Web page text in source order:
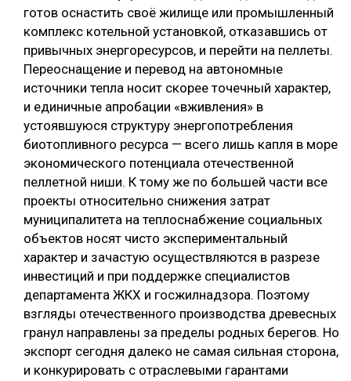
готов оснастить своё жилище или промышленный
комплекс котельной установкой, отказавшись от
привычных энергоресурсов, и перейти на пеллеты.
Переоснащение и перевод на автономные
источники тепла носит скорее точечный характер,
и единичные апробации «вживления» в
устоявшуюся структуру энергопотребления
биотопливного ресурса — всего лишь капля в море
экономического потенциала отечественной
пеллетной ниши. К тому же по большей части все
проекты относительно снижения затрат
муниципалитета на теплоснабжение социальных
объектов носят чисто экспериментальный
характер и зачастую осуществляются в разрезе
инвестиций и при поддержке специалистов
департамента ЖКХ и госжилнадзора. Поэтому
взгляды отечественного производства древесных
гранул направлены за пределы родных берегов. Но
экспорт сегодня далеко не самая сильная сторона,
и конкурировать с отраслевыми гарантами